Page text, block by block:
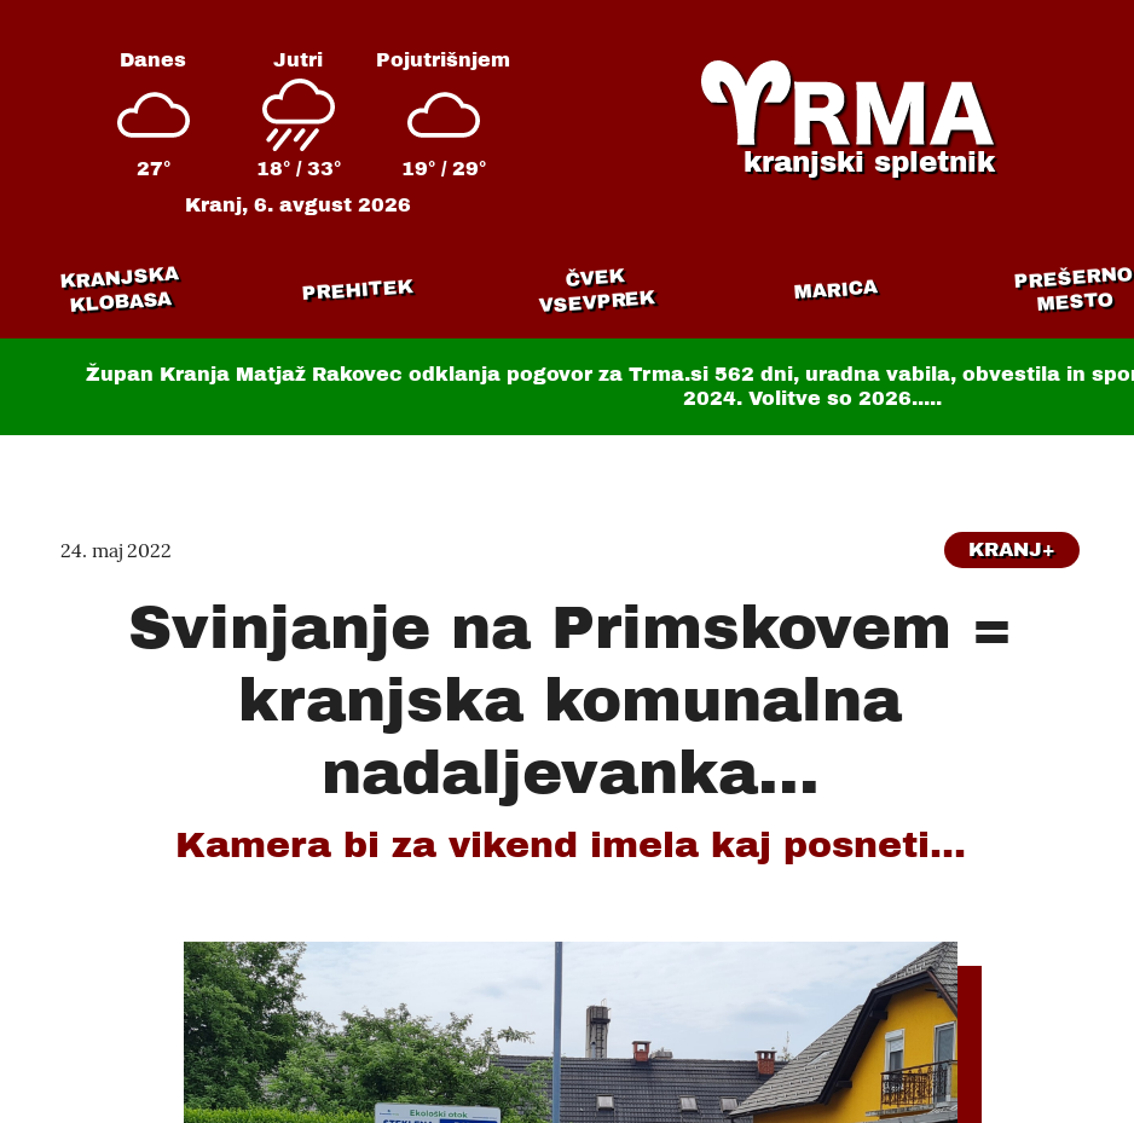
Danes
27°
Jutri
18° / 33°
Pojutrišnjem
19° / 29°
Kranj,6. avgust 2026
kranjski spletnik
KRANJSKA
KLOBASA PREHITEK ČVEK
VSEVPREK MARICA PREŠERNO
MESTO
Župan Kranja Matjaž Rakovec odklanja pogovor za Trma.si 562 dni, uradna vabila, obvestila in
2024. Volitve so 2026.....
24. maj 2022 KRANJ+
Svinjanje na Primskovem =
kranjska komunalna
nadaljevanka...
Kamera bi za vikend imela kaj posneti...